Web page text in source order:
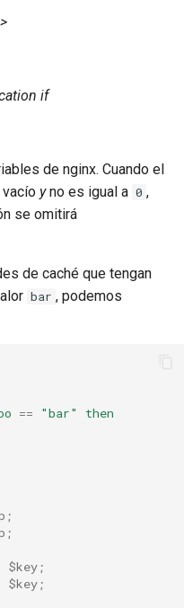
if
de nginx. Cuando el
yno es igual a 0 ,
se omitirá
de caché que tengan
bar , podemos
== "bar"
then
;
;
$key;
$key;